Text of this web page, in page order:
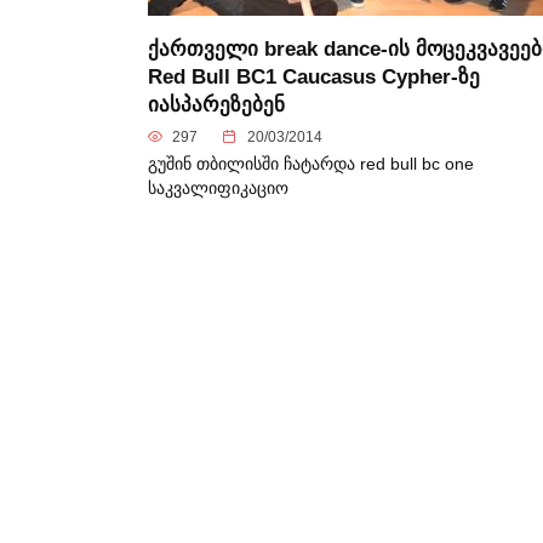
ქართველი break dance-ის
Red Bull BC1 Caucasus Cypher-ზე
იასპარეზებენ
297 20/03/2014
გუშინ თბილისში ჩატარდა red bull bc one
საკვალიფიკაციო